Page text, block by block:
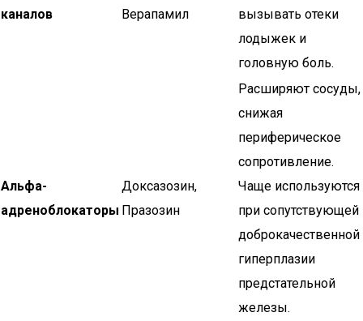
каналов
Верапамил
вызывать отеки
лодыжек и
головную боль.
Альфа-
адреноблокаторы
Доксазозин,
Празозин
Расширяют сосуды,
снижая
периферическое
сопротивление.
Чаще используются
при сопутствующей
доброкачественной
гиперплазии
предстательной
железы.